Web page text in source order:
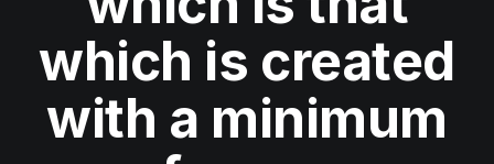
which is created
with a minimum